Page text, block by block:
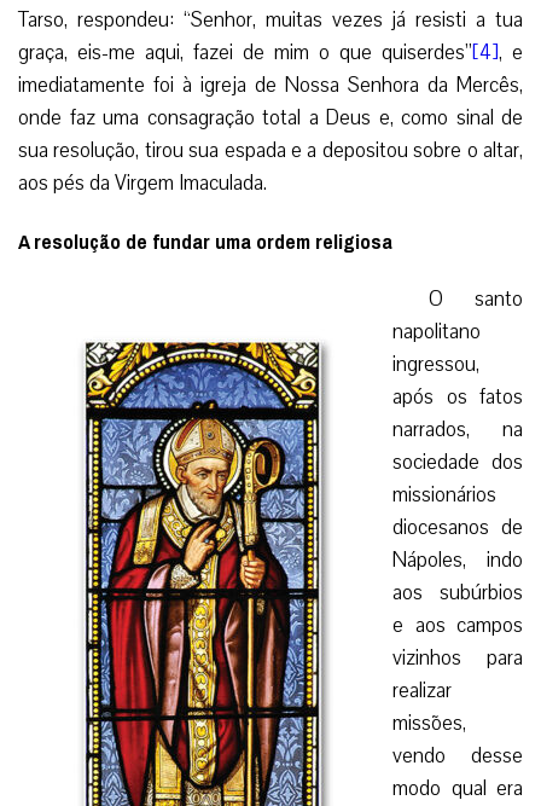
Tarso, respondeu: “Senhor, muitas vezes já resisti a tua
graça, eis-me aqui, fazei de mim o que quiserdes”[4], e
imediatamente foi à igreja de Nossa Senhora da Mercês,
onde faz uma consagração total a Deus e, como sinal de
sua resolução, tirou sua espada e a depositou sobre o altar,
aos pés da Virgem Imaculada.
A resolução de fundar uma ordem religiosa
O santo
napolitano
ingressou,
após os fatos
narrados, na
sociedade dos
missionários
diocesanos de
Nápoles, indo
aos subúrbios
e aos campos
vizinhos para
realizar
missões,
vendo desse
modo qual era